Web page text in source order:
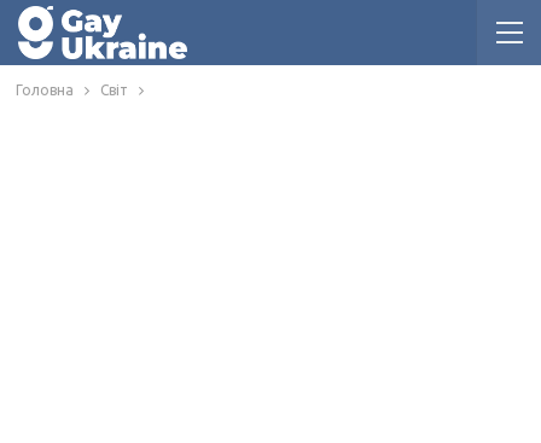
Головна Світ